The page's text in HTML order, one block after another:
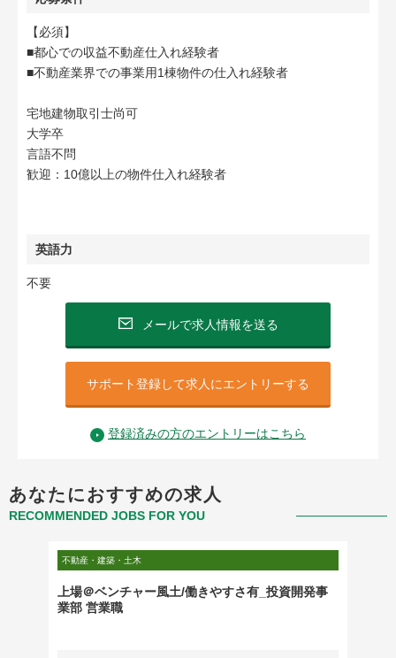
【必須】
■都心での収益不動産仕入れ経験者
■不動産業界での事業用1棟物件の仕入れ経験者
宅地建物取引士尚可
大学卒
言語不問
歓迎：10億以上の物件仕入れ経験者
英語力
不要
メールで求人情報を送る
サポート登録して求人にエントリーする
登録済みの方のエントリーはこちら
あなたにおすすめの求人
RECOMMENDED JOBS FOR YOU
不動産・建築・土木
上場＠ベンチャー風土/働きやすさ有_投資開発事
業部 営業職